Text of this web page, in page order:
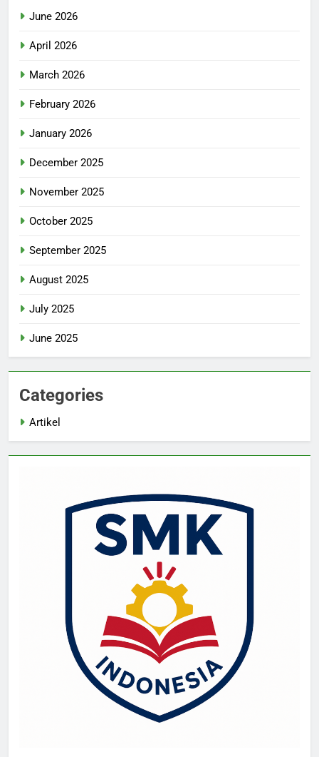
June 2026
April 2026
March 2026
February 2026
January 2026
December 2025
November 2025
October 2025
September 2025
August 2025
July 2025
June 2025
Categories
Artikel